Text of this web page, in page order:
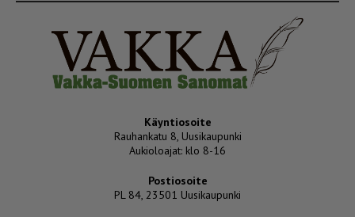
Käyntiosoite
Rauhankatu 8, Uusikaupunki
Aukioloajat: klo 8-16
Postiosoite
PL 84, 23501 Uusikaupunki